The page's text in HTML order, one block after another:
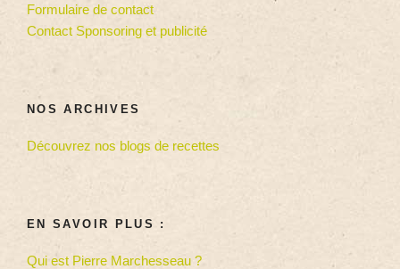
Formulaire de contact
Contact Sponsoring et publicité
NOS ARCHIVES
Découvrez nos blogs de recettes
EN SAVOIR PLUS :
Qui est Pierre Marchesseau ?